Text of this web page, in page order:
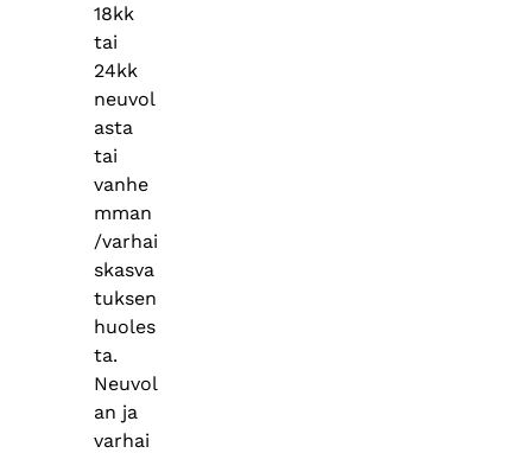
18kk
tai
24kk
neuvol
asta
tai
vanhe
mman
/varhai
skasva
tuksen
huoles
ta.
Neuvol
an ja
varhai